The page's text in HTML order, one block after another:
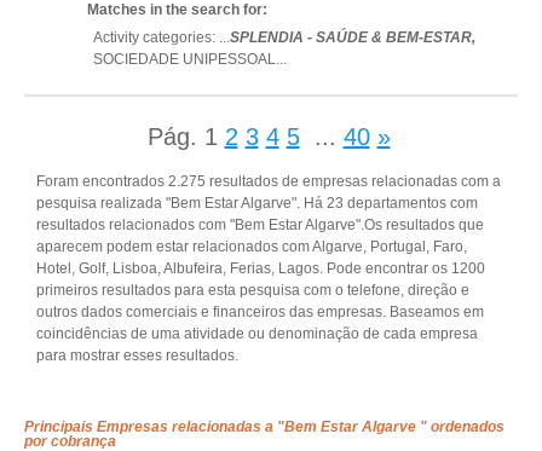
Matches in the search for:
Activity categories: ...SPLENDIA - SAÚDE & BEM-ESTAR,
SOCIEDADE UNIPESSOAL...
Pág. 1 2 3 4 5 ... 40 »
Foram encontrados 2.275 resultados de empresas relacionadas com a
pesquisa realizada "Bem Estar Algarve". Há 23 departamentos com
resultados relacionados com "Bem Estar Algarve".Os resultados que
aparecem podem estar relacionados com Algarve, Portugal, Faro,
Hotel, Golf, Lisboa, Albufeira, Ferias, Lagos. Pode encontrar os 1200
primeiros resultados para esta pesquisa com o telefone, direção e
outros dados comerciais e financeiros das empresas. Baseamos em
coincidências de uma atividade ou denominação de cada empresa
para mostrar esses resultados.
Principais Empresas relacionadas a "Bem Estar Algarve " ordenados
por cobrança